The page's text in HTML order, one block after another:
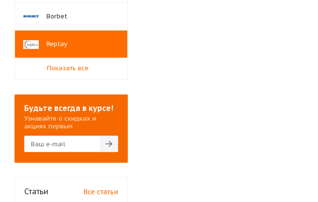
Borbet
Replay
Показать все
Будьте всегда в курсе!
Узнавайте о скидках и
акциях первым
Статьи Все статьи